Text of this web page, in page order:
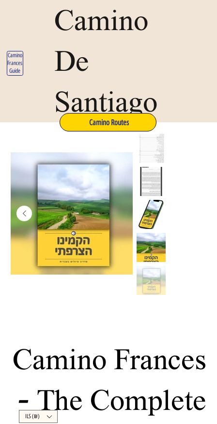
Camino
Frances
Guide
Camino
De
Santiago
Camino Routes
Camino Frances
- The Complete
ILS (₪)